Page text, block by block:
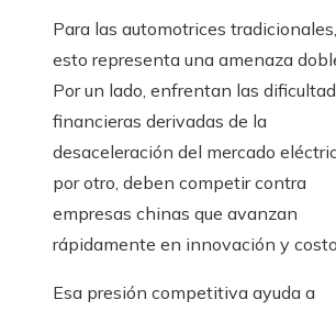
Para las automotrices tradicionales,
esto representa una amenaza
Por un lado, enfrentan las
financieras derivadas de la
desaceleración del mercado
por otro, deben competir contra
empresas chinas que avanzan
rápidamente en innovación y
Esa presión competitiva ayuda a